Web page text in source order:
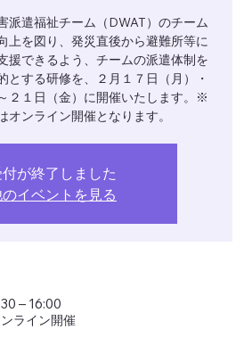
派遣福祉チーム（DWAT）のチーム
上を図り、発災直後から避難所等に
援できるよう、チームの派遣体制を
とする研修を、２月１７日（月）・
２１日（金）に開催いたします。※
オンライン開催となります。
付が終了しました
イベントを見る
– 16:00
ライン開催